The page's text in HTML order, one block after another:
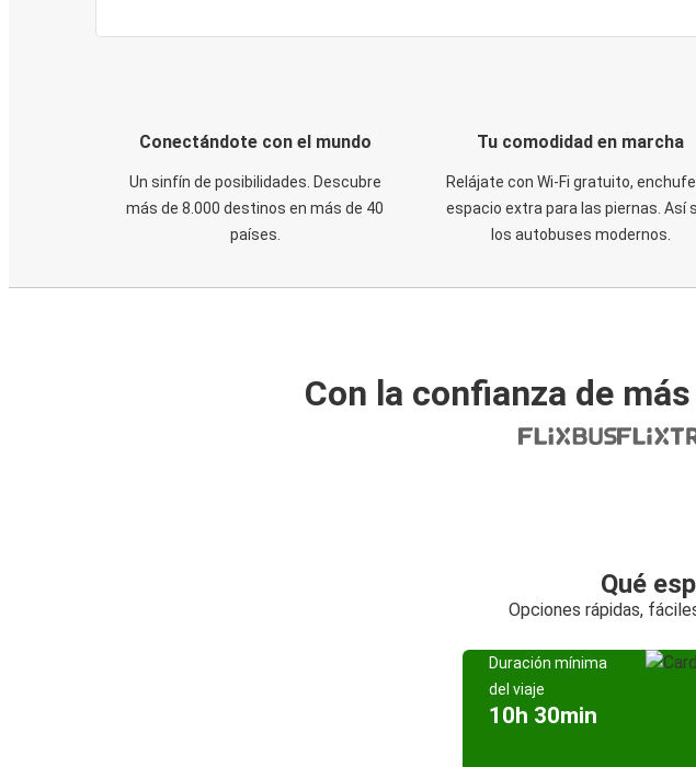
Conectándote con el mundo
Un sinfín de posibilidades. Descubre
más de 8.000 destinos en más de 40
países.
Tu comodidad en marcha
Relájate con Wi-Fi gratuito,
espacio extra para las piernas. Así
los autobuses modernos.
Con la confianza de
Qué
Opciones rápidas,
Duración mínima
del viaje
10h 30min